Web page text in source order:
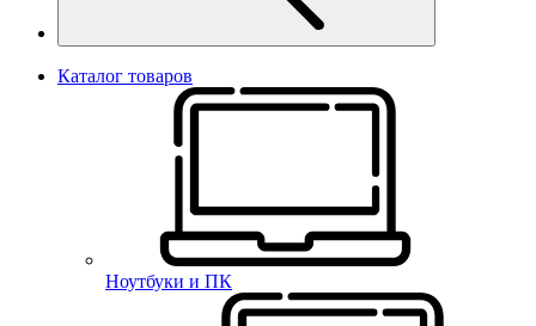
Каталог товаров
Ноутбуки и ПК